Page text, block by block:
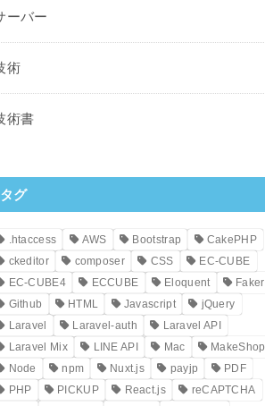
ーバー
術
術書
タグ
.htaccess AWS Bootstrap
CakePHP
ckeditor
composer CSS
EC-CUBE
EC-CUBE4
ECCUBE Eloquent
Faker
Github
HTML Javascript
jQuery
Laravel
Laravel-auth
Laravel API
Laravel Mix
LINE API Mac
MakeShop
Node
npm Nuxt.js payjp
PDF
PHP
PICKUP React.js
reCAPTCHA